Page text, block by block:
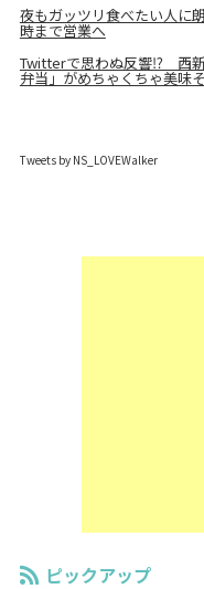
夜もガッツリ食べたい人に
時まで営業へ
Twitterで思わぬ反響⁉ 西新
弁当」がめちゃくちゃ美味
Tweets by NS_LOVEWalker
ピックアップ